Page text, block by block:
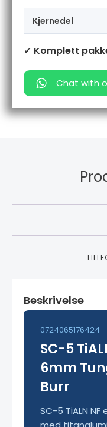
Kjernedel
✓ Komplett
Chat with
Beskrivelse
0724065176424
SC-5
6mm
Burr
SC-5 TiALN